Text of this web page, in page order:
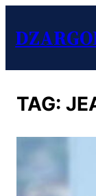
TAG: